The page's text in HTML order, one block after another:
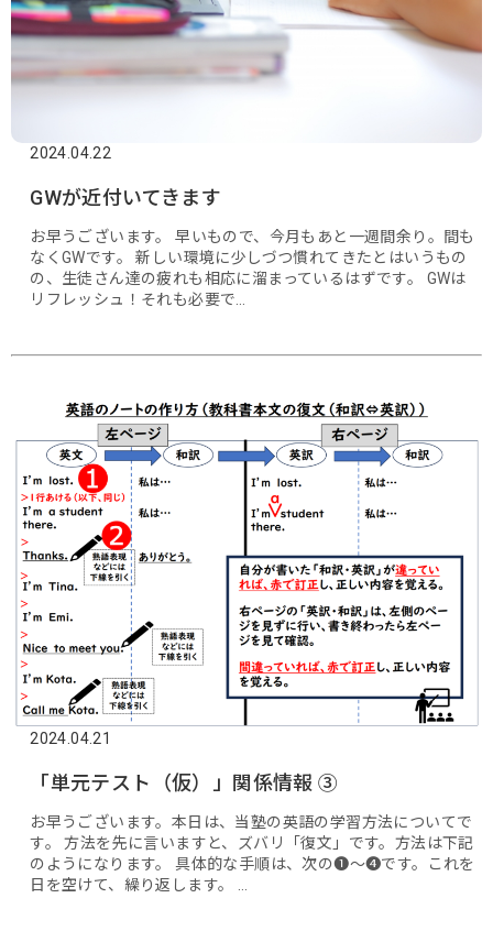
2024.04.22
GWが近付いてきます
お早うございます。 早いもので、今月もあと一週間余り。間も
なくGWです。 新しい環境に少しづつ慣れてきたとはいうもの
の、生徒さん達の疲れも相応に溜まっているはずです。 GWは
リフレッシュ！それも必要で…
2024.04.21
「単元テスト（仮）」関係情報 ➂
お早うございます。本日は、当塾の英語の学習方法についてで
す。 方法を先に言いますと、ズバリ「復文」です。方法は下記
のようになります。 具体的な手順は、次の❶～❹です。これを
日を空けて、繰り返します。 …